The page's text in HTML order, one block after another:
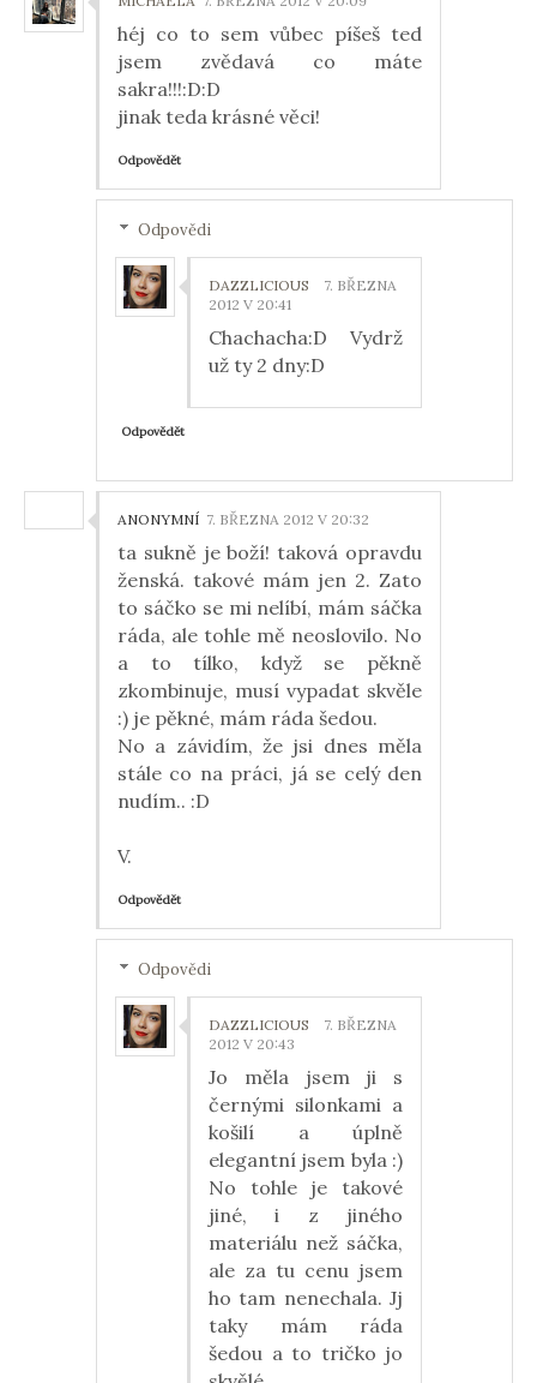
héj co to sem vůbec píšeš ted
jsem zvědavá co máte
sakra!!!:D:D
jinak teda krásné věci!
Odpovědět
Odpovědi
DAZZLICIOUS
7. BŘEZNA
2012 V 20:41
Chachacha:D Vydrž
už ty 2 dny:D
Odpovědět
ANONYMNÍ 7. BŘEZNA 2012 V 20:32
ta sukně je boží! taková opravdu
ženská. takové mám jen 2. Zato
to sáčko se mi nelíbí, mám sáčka
ráda, ale tohle mě neoslovilo. No
a to tílko, když se pěkně
zkombinuje, musí vypadat skvěle
:) je pěkné, mám ráda šedou.
No a závidím, že jsi dnes měla
stále co na práci, já se celý den
nudím.. :D
V.
Odpovědět
Odpovědi
DAZZLICIOUS
7. BŘEZNA
2012 V 20:43
Jo měla jsem ji s
černými silonkami a
košilí a úplně
elegantní jsem byla :)
No tohle je takové
jiné, i z jiného
materiálu než sáčka,
ale za tu cenu jsem
ho tam nenechala. Jj
taky mám ráda
šedou a to tričko jo